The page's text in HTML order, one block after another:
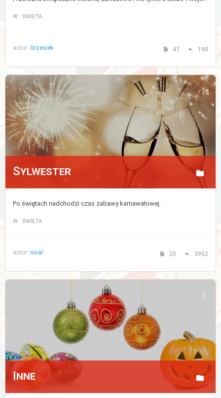
W: ŚWIĘTA
autor: Grzesiek 47 190
Sylwester
Po świętach nadchodzi czas zabawy karnawałowej.
W: ŚWIĘTA
autor: nival 25 3952
Inne